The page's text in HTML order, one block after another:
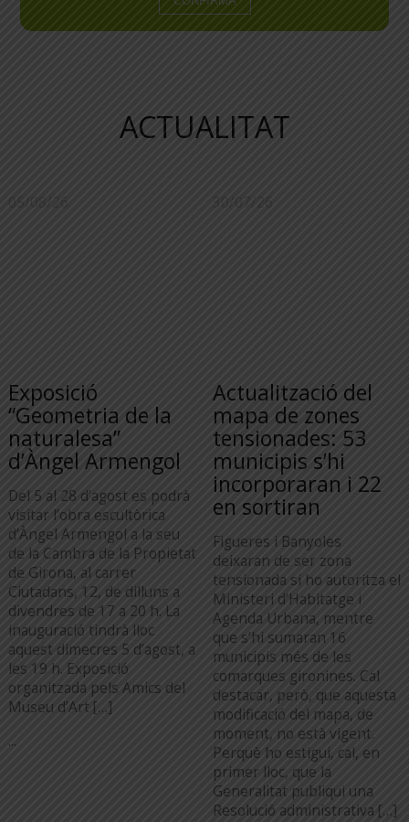
ACTUALITAT
05/08/26
Exposició
“Geometria de la
naturalesa”
d’Àngel Armengol
Del 5 al 28 d’agost es podrà
visitar l’obra escultòrica
d’Àngel Armengol a la seu
de la Cambra de la Propietat
de Girona, al carrer
Ciutadans, 12, de dilluns a
divendres de 17 a 20 h. La
inauguració tindrà lloc
aquest dimecres 5 d’agost, a
les 19 h. Exposició
organitzada pels Amics del
Museu d’Art […]
...
30/07/26
Actualització del
mapa de zones
tensionades: 53
municipis s’hi
incorporaran i 22
en sortiran
Figueres i Banyoles
deixaran de ser zona
tensionada si ho autoritza el
Ministeri d’Habitatge i
Agenda Urbana, mentre
que s’hi sumaran 16
municipis més de les
comarques gironines. Cal
destacar, però, que aquesta
modificació del mapa, de
moment, no està vigent.
Perquè ho estigui, cal, en
primer lloc, que la
Generalitat publiqui una
Resolució administrativa […]